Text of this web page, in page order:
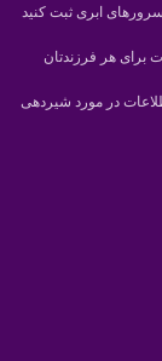
ابری ثبت کنید
برای هر فرزندتان
در مورد شیردهی